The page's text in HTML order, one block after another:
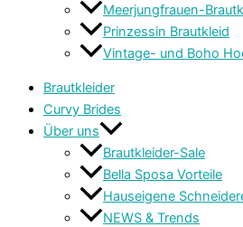
Meerjungfrauen-
Prinzessin Brautkleid
Vintage- und Boho
Brautkleider
Curvy Brides
Über uns
Brautkleider-Sale
Bella Sposa Vorteile
Hauseigene
NEWS & Trends